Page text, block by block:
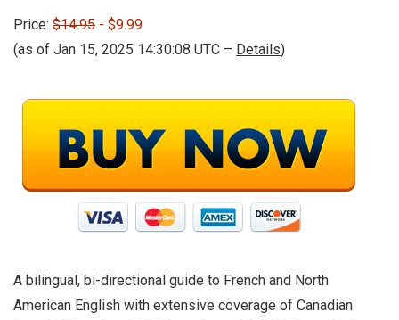
Price: $14.95 - $9.99
(as of Jan 15, 2025 14:30:08 UTC – Details)
A bilingual, bi-directional guide to French and North
American English with extensive coverage of Canadian